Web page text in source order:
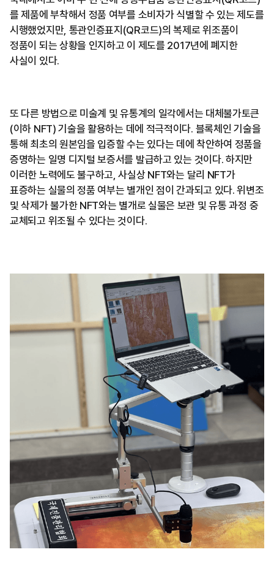
를 제품에 부착해서 정품 여부를 소비자가 식별할 수 있는 제도를
시행했었지만, 통관인증표지(QR코드)의 복제로 위조품이
정품이 되는 상황을 인지하고 이 제도를 2017년에 폐지한
사실이 있다.
또 다른 방법으로 미술계 및 유통계의 일각에서는 대체불가토큰
(이하 NFT) 기술을 활용하는 데에 적극적이다. 블록체인 기술을
통해 최초의 원본임을 입증할 수는 있다는 데에 착안하여 정품을
증명하는 일명 디지털 보증서를 발급하고 있는 것이다. 하지만
이러한 노력에도 불구하고, 사실상 NFT와는 달리 NFT가
표증하는 실물의 정품 여부는 별개인 점이 간과되고 있다. 위변조
및 삭제가 불가한 NFT와는 별개로 실물은 보관 및 유통 과정 중
교체되고 위조될 수 있다는 것이다.